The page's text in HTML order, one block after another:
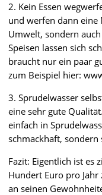
2. Kein Essen
und werfen dann eine
Umwelt, sondern
Speisen lassen sich
braucht nur ein paar
zum Beispiel hier:
3. Sprudelwasser
eine sehr gute
einfach in
schmackhaft, sondern
Fazit: Eigentlich ist es
Hundert Euro pro
an seinen